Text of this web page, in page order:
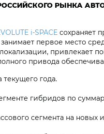
РОССИЙСКОГО РЫНКА
i‑SPACE сохраняет
первое место
привлекает
привода
года.
гибридов по
сегмента на